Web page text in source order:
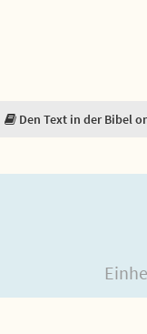
Den Text in der Bibel